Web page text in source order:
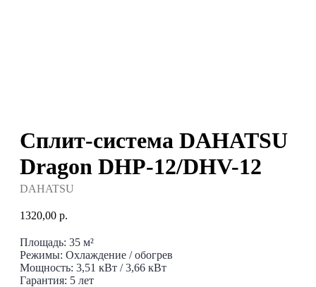
Сплит-система DAHATSU
Dragon DHP-12/DHV-12
DAHATSU
1320,00 р.
Площадь: 35 м²
Режимы: Охлаждение / обогрев
Мощность: 3,51 кВт / 3,66 кВт
Гарантия: 5 лет